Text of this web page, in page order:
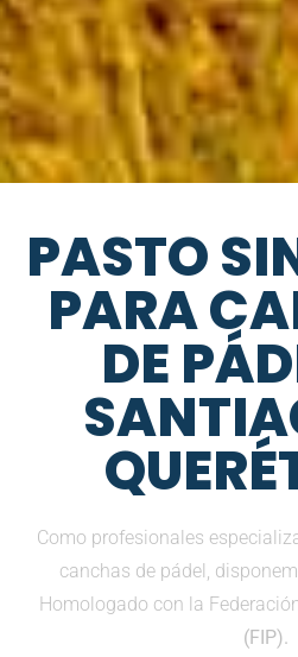
PASTO
PARA
DE
Como profesionales
canchas de pádel,
Homologado con la
(FIP).